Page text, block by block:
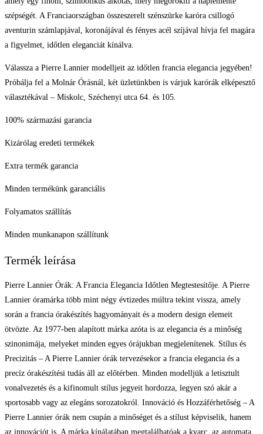
szépségét. A Franciaországban összeszerelt szénszürke karóra csillogó
aventurin számlapjával, koronájával és fényes acél szíjával hívja fel magára
a figyelmet, időtlen eleganciát kínálva.
Válassza a Pierre Lannier modelljeit az időtlen francia elegancia jegyében!
Próbálja fel a Molnár Órásnál, két üzletünkben is várjuk karórák elképesztő
választékával – Miskolc, Széchenyi utca 64. és 105.
100% származási garancia
Kizárólag eredeti termékek
Extra termék garancia
Minden termékünk garanciális
Folyamatos szállítás
Minden munkanapon szállítunk
Termék leírása
Pierre Lannier Órák: A Francia Elegancia Időtlen Megtestesítője. A Pierre
Lannier óramárka több mint négy évtizedes múltra tekint vissza, amely
során a francia órakészítés hagyományait és a modern design elemeit
ötvözte. Az 1977-ben alapított márka azóta is az elegancia és a minőség
szinonimája, melyeket minden egyes órájukban megjelenítenek. Stílus és
Precizitás – A Pierre Lannier órák tervezésekor a francia elegancia és a
precíz órakészítési tudás áll az előtérben. Minden modelljük a letisztult
vonalvezetés és a kifinomult stílus jegyeit hordozza, legyen szó akár a
sportosabb vagy az elegáns sorozatokról. Innováció és Hozzáférhetőség – A
Pierre Lannier órák nem csupán a minőséget és a stílust képviselik, hanem
az innovációt is. A márka kínálatában megtalálhatóak a kvarc, az automata,